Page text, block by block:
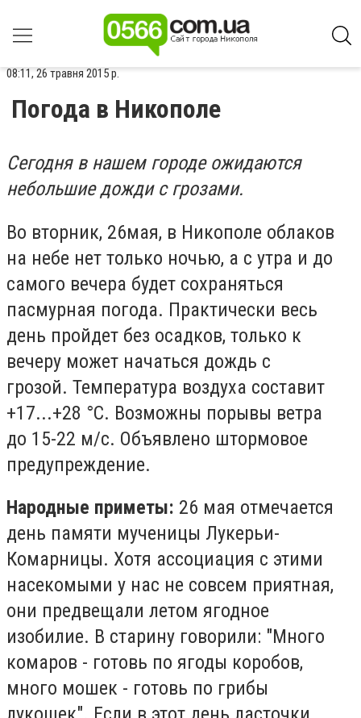
08:11, 26 травня 2015 р.
Погода в Никополе
Сегодня в нашем городе ожидаются
небольшие дожди с грозами.
Во вторник, 26мая, в Никополе облаков
на небе нет только ночью, а с утра и до
самого вечера будет сохраняться
пасмурная погода. Практически весь
день пройдет без осадков, только к
вечеру может начаться дождь c
грозой. Температура воздуха составит
+17...+28 °С. Возможны порывы ветра
до 15-22 м/с. Объявлено штормовое
предупреждение.
Народные приметы: 26 мая отмечается
день памяти мученицы Лукерьи-
Комарницы. Хотя ассоциация с этими
насекомыми у нас не совсем приятная,
они предвещали летом ягодное
изобилие. В старину говорили: "Много
комаров - готовь по ягоды коробов,
много мошек - готовь по грибы